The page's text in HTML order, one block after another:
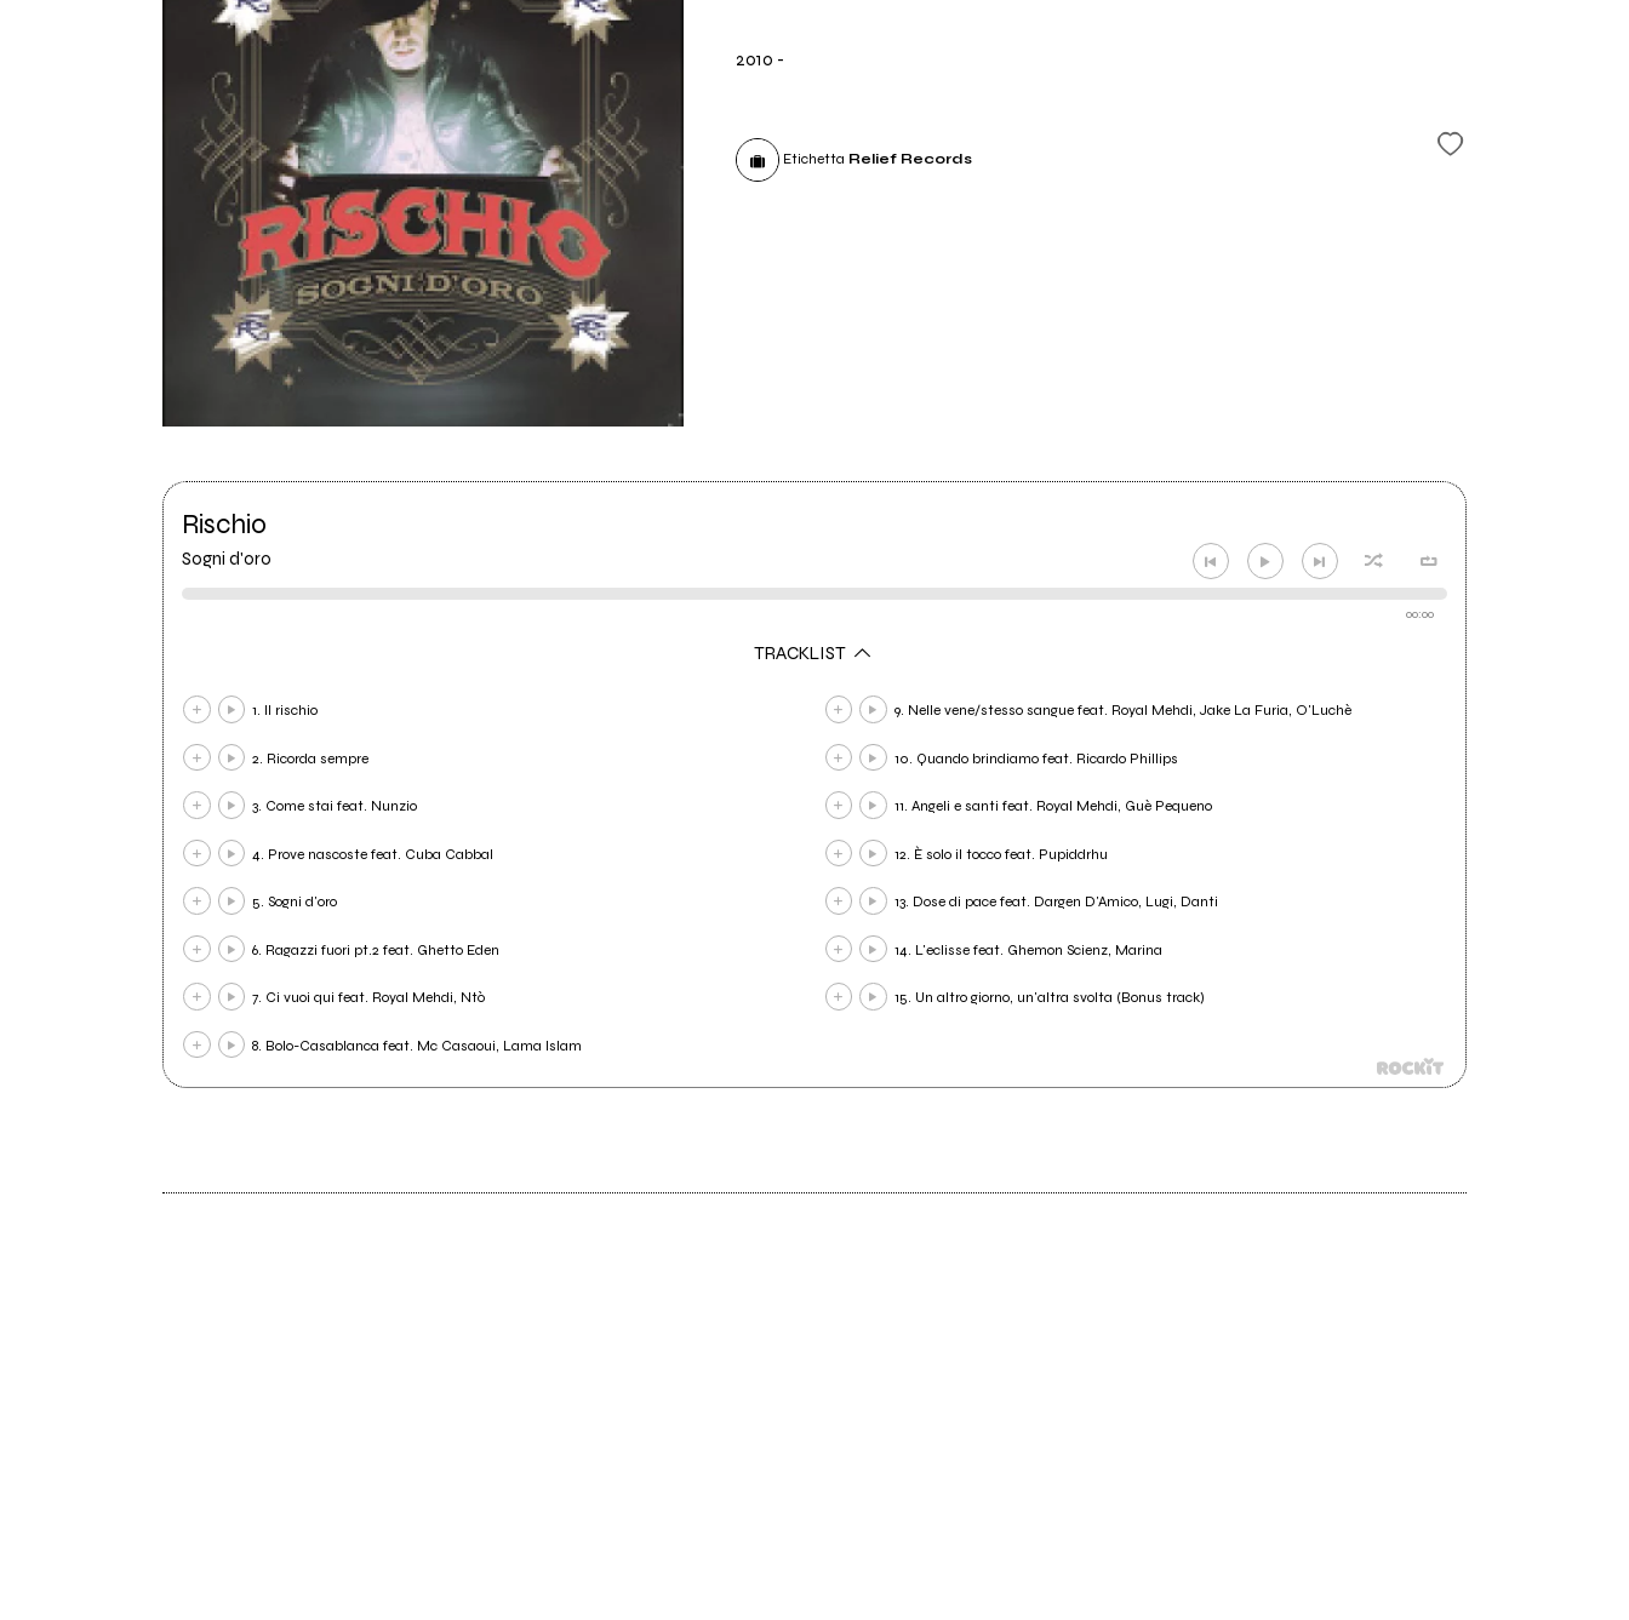
2010 -
Etichetta Relief Records
Rischio
Sogni d'oro
00:00
TRACKLIST
1. Il rischio
2. Ricorda sempre
3. Come stai feat. Nunzio
4. Prove nascoste feat. Cuba Cabbal
5. Sogni d'oro
6. Ragazzi fuori pt.2 feat. Ghetto Eden
7. Ci vuoi qui feat. Royal Mehdi, Ntò
8. Bolo-Casablanca feat. Mc Casaoui, Lama Islam
9. Nelle vene/stesso sangue feat. Royal Mehdi, Jake La Furia, O'Luchè
10. Quando brindiamo feat. Ricardo Phillips
11. Angeli e santi feat. Royal Mehdi, Guè Pequeno
12. È solo il tocco feat. Pupiddrhu
13. Dose di pace feat. Dargen D'Amico, Lugi, Danti
14. L'eclisse feat. Ghemon Scienz, Marina
15. Un altro giorno, un'altra svolta (Bonus track)